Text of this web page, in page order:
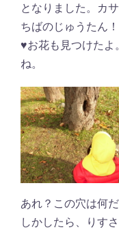
となりました。カ
ちばのじゅうたん
♥お花も見つけたよ
ね。
あれ？この穴は何
しかしたら、りす